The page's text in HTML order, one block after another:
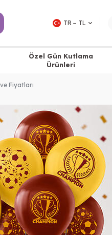
TR − TL
Özel Gün Kutlama
Ürünleri
Fiyatları